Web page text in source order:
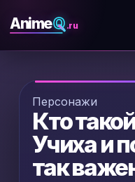
AnimeQ .ru
Персонажи
Кто
Учиха и
так